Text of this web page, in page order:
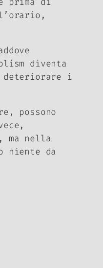
diventa
deteriorare i
possono
ma nella
niente da